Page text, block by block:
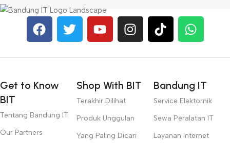
Get to Know
BIT
Tentang Bandung IT
Our Partners
Shop With BIT
Terakhir Dilihat
Produk Unggulan
Yang Paling Dicari
Bandung IT
Service Elektornik
Sewa Peralatan IT
Layanan Internet